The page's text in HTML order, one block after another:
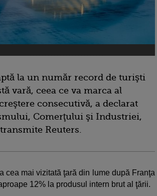
la un număr record de turişti
vară, ceea ce va marca al
consecutivă, a declarat
Comerţului şi Industriei,
Reuters.
cea mai vizitată ţară din lume după Franţa
12% la produsul intern brut al ţării.